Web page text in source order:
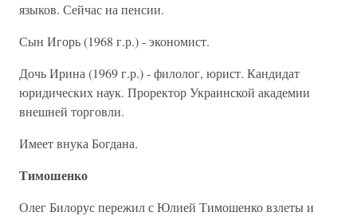
языков. Сейчас на пенсии.
Сын Игорь (1968 г.р.) - экономист.
Дочь Ирина (1969 г.р.) - филолог, юрист. Кандидат
юридических наук. Проректор Украинской академии
внешней торговли.
Имеет внука Богдана.
Тимошенко
Олег Билорус пережил с Юлией Тимошенко взлеты и